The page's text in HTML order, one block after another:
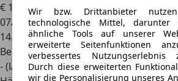
Wir bzw. Drittanbieter nutzen
technologische Mittel, darunter
ähnliche Tools auf unserer
erweiterte Seitenfunktionen
verbessertes Nutzungserlebnis
Durch diese erweiterten
wir die Personalisierung unseres
€ 13.340
07/2017
14.720 km
Benzin
- (l/100 km)